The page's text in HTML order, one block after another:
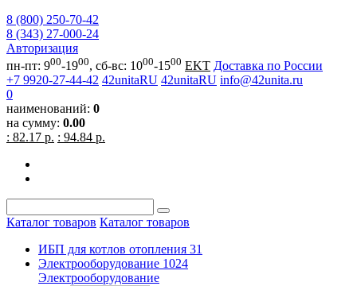
8 (800) 250-70-42
8 (343) 27-000-24
Авторизация
пн-пт: 900-1900, сб-вс: 1000-1500 EKT Доставка по России
+7 9920-27-44-42 42unitaRU 42unitaRU info@42unita.ru
0
наименований: 0
на сумму: 0.00
: 82.17 р. : 94.84 р.
Каталог товаров Каталог товаров
ИБП для котлов отопления 31
Электрооборудование 1024
Электрооборудование